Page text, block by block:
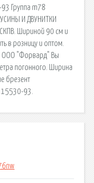
Группа m78
И ДВУНИТКИ
Шириной 90 см и
в розницу и оптом.
ООО "Форвард" Вы
погонного. Ширина
брезент
15530-93.